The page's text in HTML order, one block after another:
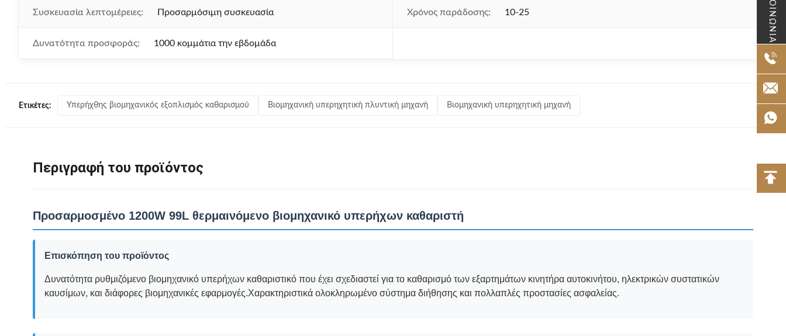
Συσκευασία λεπτομέρειες: Προσαρμόσιμη συσκευασία Χρόνος παράδοσης: 10-25
Δυνατότητα προσφοράς: 1000 κομμάτια την εβδομάδα
Ετικέτες: Υπερήχθης βιομηχανικός εξοπλισμός καθαρισμού Βιομηχανική υπερηχητική πλυντική μηχανή Βιομηχανική υπερηχητική μηχανή
Περιγραφή του προϊόντος
Προσαρμοσμένο 1200W 99L θερμαινόμενο βιομηχανικό υπερήχων καθαριστή
Επισκόπηση του προϊόντος
Δυνατότητα ρυθμιζόμενο βιομηχανικό υπερήχων καθαριστικό που έχει σχεδιαστεί για το καθαρισμό των εξαρτημάτων κινητήρα αυτοκινήτου, ηλεκτρικών συστατικών
καυσίμων, και διάφορες βιομηχανικές εφαρμογές.Χαρακτηριστικά ολοκληρωμένο σύστημα διήθησης και πολλαπλές προστασίες ασφαλείας.